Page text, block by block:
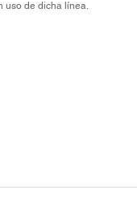
uso de dicha línea.